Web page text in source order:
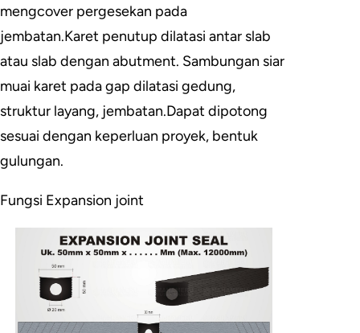
mengcover pergesekan pada
jembatan.Karet penutup dilatasi antar slab
atau slab dengan abutment. Sambungan siar
muai karet pada gap dilatasi gedung,
struktur layang, jembatan.Dapat dipotong
sesuai dengan keperluan proyek, bentuk
gulungan.
Fungsi Expansion joint